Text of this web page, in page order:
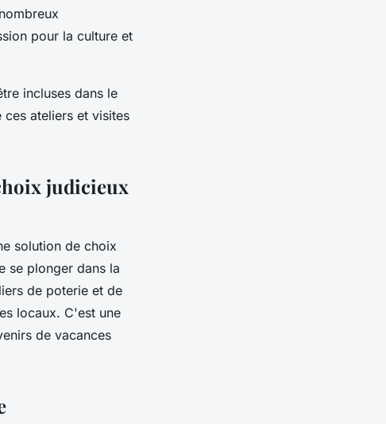
pour la culture et
incluses dans le
ateliers et visites
judicieux
solution de choix
se plonger dans la
de poterie et de
locaux. C'est une
de vacances